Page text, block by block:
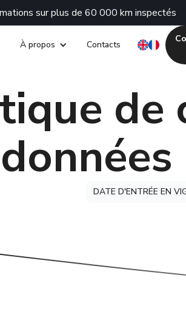
sur plus de 60 000 km inspectés
À propos Contacts
de
DATE D'ENTRÉE EN